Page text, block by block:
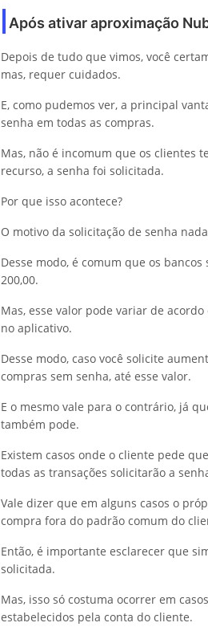
Após ativar aproximação
Depois de tudo que vimos, você
mas, requer cuidados.
E, como pudemos ver, a principal
senha em todas as compras.
Mas, não é incomum que os clientes
recurso, a senha foi solicitada.
Por que isso acontece?
O motivo da solicitação de senha
Desse modo, é comum que os
200,00.
Mas, esse valor pode variar de
no aplicativo.
Desse modo, caso você solicite
compras sem senha, até esse valor.
E o mesmo vale para o contrário, já
também pode.
Existem casos onde o cliente pede
todas as transações solicitarão a
Vale dizer que em alguns casos o
compra fora do padrão comum do
Então, é importante esclarecer que
solicitada.
Mas, isso só costuma ocorrer em
estabelecidos pela conta do cliente.